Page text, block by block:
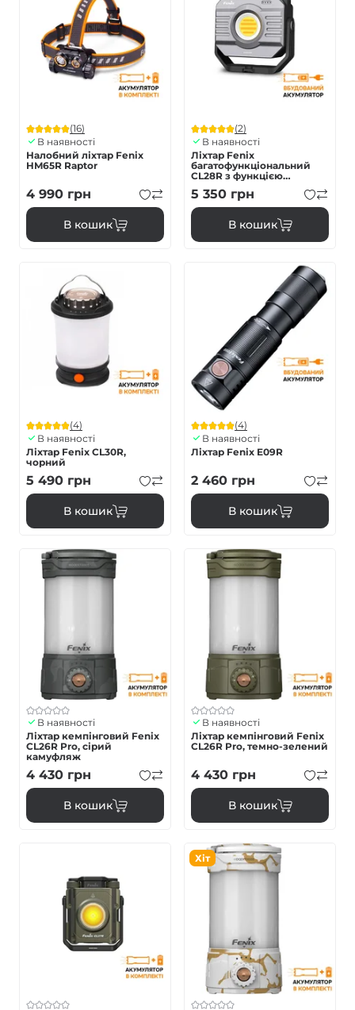
(16)
В наявності
Налобний ліхтар Fenix
HM65R Raptor
4 990 грн
В кошик
(2)
В наявності
Ліхтар Fenix
багатофункціональний
CL28R з функцією
Powerbank (10 000 mAh)
5 350 грн
В кошик
(4)
В наявності
Ліхтар Fenix CL30R,
чорний
5 490 грн
В кошик
(4)
В наявності
Ліхтар Fenix E09R
2 460 грн
В кошик
В наявності
Ліхтар кемпінговий Fenix
CL26R Pro, сірий
камуфляж
4 430 грн
В кошик
В наявності
Ліхтар кемпінговий Fenix
CL26R Pro, темно-зелений
4 430 грн
В кошик
Хіт